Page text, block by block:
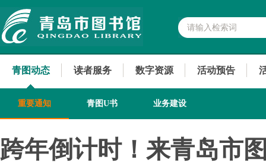
青图动态 读者服务 数字资源 活动预告
重要通知 青图U书 业务建设
跨年倒计时！来青岛市